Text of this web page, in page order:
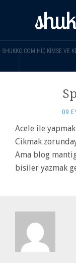
SHUKKO.COM HIÇ KIMSE VE
09
Acele ile
Cikmak
Ama blog
bisiler yazmak